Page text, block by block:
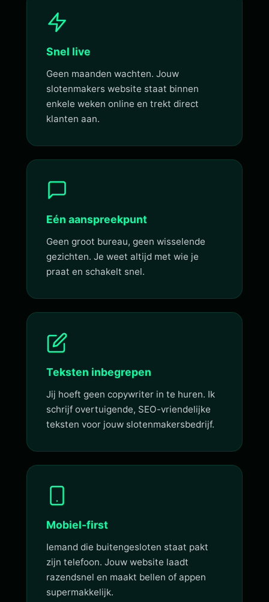
Snel live
Geen maanden wachten. Jouw
slotenmakers website staat binnen
enkele weken online en trekt direct
klanten aan.
Eén aanspreekpunt
Geen groot bureau, geen wisselende
gezichten. Je weet altijd met wie je
praat en schakelt snel.
Teksten inbegrepen
Jij hoeft geen copywriter in te huren. Ik
schrijf overtuigende, SEO-vriendelijke
teksten voor jouw slotenmakersbedrijf.
Mobiel-first
Iemand die buitengesloten staat pakt
zijn telefoon. Jouw website laadt
razendsnel en maakt bellen of appen
supermakkelijk.